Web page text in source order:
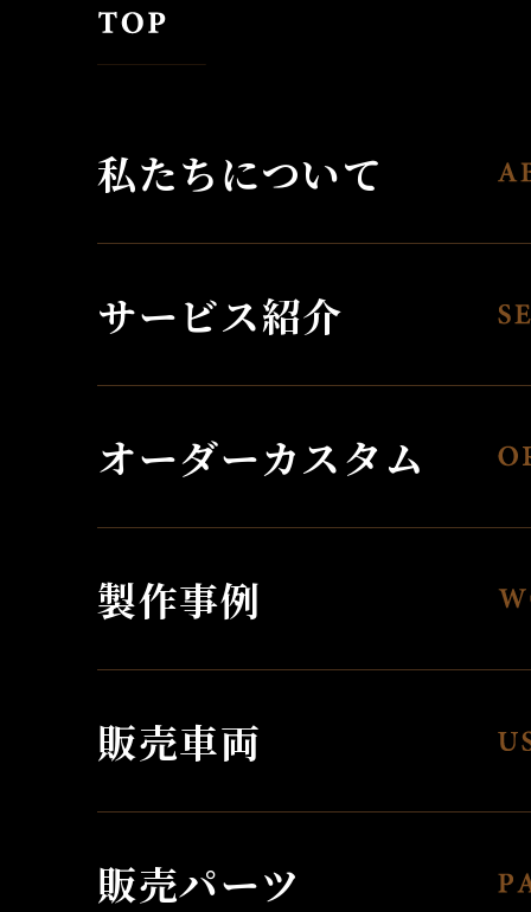
私たちについて
サービス紹介
オーダーカスタム
製作事例
販売車両
販売パーツ